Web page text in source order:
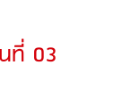
ที่ 03